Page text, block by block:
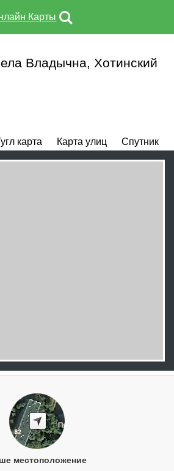
Карты
Владычна, Хотинский
карта Карта улиц Спутник
местоположение